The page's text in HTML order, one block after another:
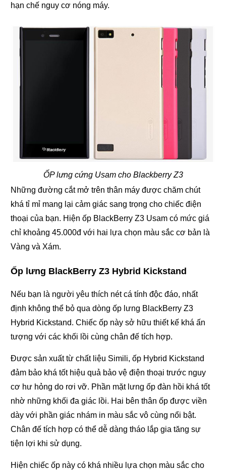
hạn chế nguy cơ nóng máy.
ỐP lưng cứng Usam cho Blackberry Z3
Những đường cắt mở trên thân máy được chăm chút
khá tỉ mỉ mang lại cảm giác sang trọng cho chiếc điện
thoại của bạn. Hiện ốp BlackBerry Z3 Usam có mức giá
chỉ khoảng 45.000đ với hai lựa chọn màu sắc cơ bản là
Vàng và Xám.
Ốp lưng BlackBerry Z3 Hybrid Kickstand
Nếu bạn là người yêu thích nét cá tính độc đáo, nhất
định không thể bỏ qua dòng ốp lưng BlackBerry Z3
Hybrid Kickstand. Chiếc ốp này sở hữu thiết kế khá ấn
tượng với các khối lồi cùng chân đế tích hợp.
Được sản xuất từ chất liệu Simili, ốp Hybrid Kickstand
đảm bảo khá tốt hiệu quả bảo vệ điện thoại trước nguy
cơ hư hỏng do rơi vỡ. Phần mặt lưng ốp đàn hồi khá tốt
nhờ những khối đa giác lồi. Hai bên thân ốp được viền
dày với phần giác nhám in màu sắc vô cùng nổi bật.
Chân đế tích hợp có thể dễ dàng tháo lắp gia tăng sự
tiện lợi khi sử dụng.
Hiện chiếc ốp này có khá nhiều lựa chọn màu sắc cho